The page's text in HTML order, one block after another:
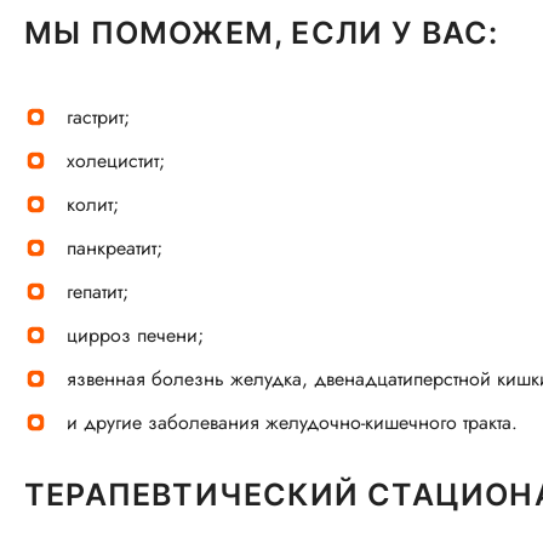
МЫ ПОМОЖЕМ, ЕСЛИ У ВАС:
гастрит;
холецистит;
колит;
панкреатит;
гепатит;
цирроз печени;
язвенная болезнь желудка, двенадцатиперстной
и другие заболевания желудочно-кишечного тракта.
ТЕРАПЕВТИЧЕСКИЙ